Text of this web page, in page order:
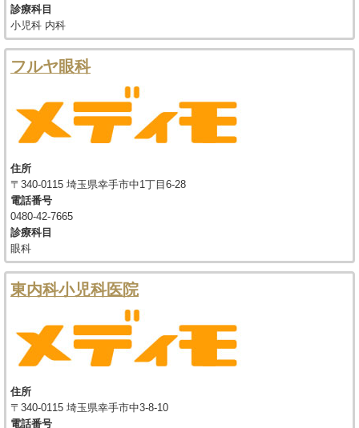
診療科目
小児科 内科
フルヤ眼科
住所
〒340-0115 埼玉県幸手市中1丁目6-28
電話番号
0480-42-7665
診療科目
眼科
東内科小児科医院
住所
〒340-0115 埼玉県幸手市中3-8-10
電話番号